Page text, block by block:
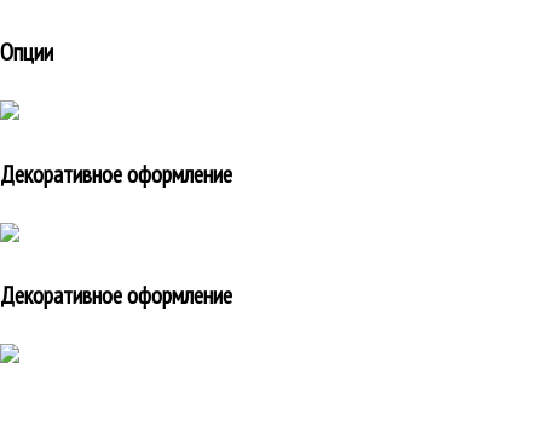
Опции
Декоративное оформление
Декоративное оформление